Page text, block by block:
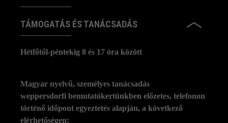
TÁMOGATÁS ÉS TANÁCSADÁS
Hétfőtől-péntekig 8 és 17 óra között
Magyar nyelvű, személyes tanácsadás
weppersdorfi bemutatókertünkben előzetes, telefonon
történő időpont egyeztetés alapján, a következő
elérhetőségen: